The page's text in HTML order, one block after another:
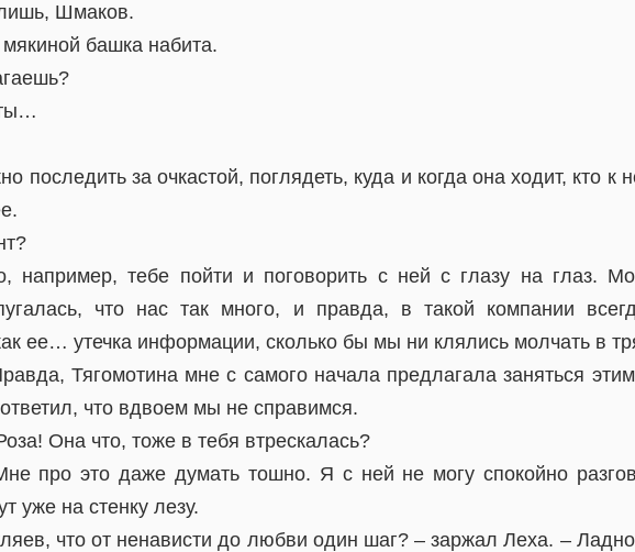
Шмаков.
башка набита.
последить за очкастой, поглядеть, куда и когда она ходит, кто к
например, тебе пойти и поговорить с ней с глазу на глаз.
что нас так много, и правда, в такой компании
ее… утечка информации, сколько бы мы ни клялись молчать в
Тягомотина мне с самого начала предлагала заняться
что вдвоем мы не справимся.
Она что, тоже в тебя втрескалась?
про это даже думать тошно. Я с ней не могу спокойно
уже на стенку лезу.
что от ненависти до любви один шаг? – заржал Леха. –